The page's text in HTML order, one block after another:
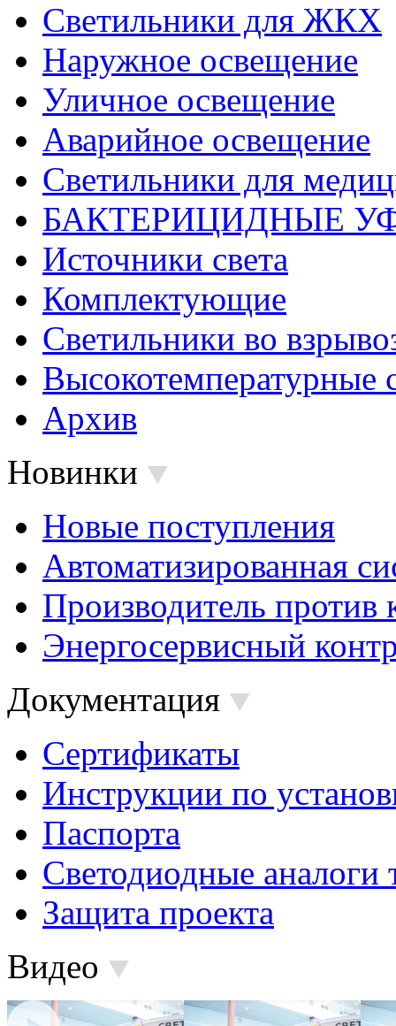
Светильники для ЖКХ
Наружное освещение
Уличное освещение
Аварийное освещение
Светильники для
БАКТЕРИЦИДНЫЕ
Источники света
Комплектующие
Светильники во
Высокотемпературные
Архив
Новинки
Новые поступления
Автоматизированная
Производитель против
Энергосервисный
Документация
Сертификаты
Инструкции по
Паспорта
Светодиодные аналоги
Защита проекта
Видео